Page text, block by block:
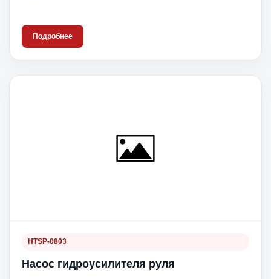
Подробнее
HTSP-0803
Насос гидроусилителя руля